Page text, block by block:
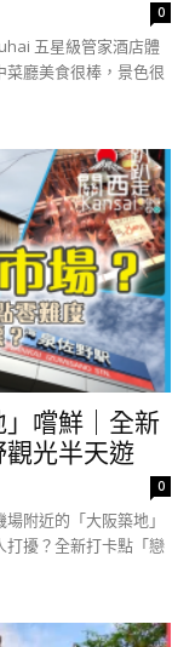
0
五星級管家酒店體
廳美食很棒，景色很
」嚐鮮｜全新
觀光半天遊
0
附近的「大阪築地」
打擾？全新打卡點「戀